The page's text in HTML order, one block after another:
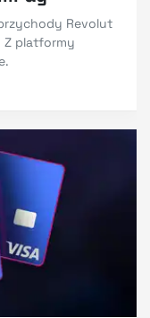
Revolut
Z platformy